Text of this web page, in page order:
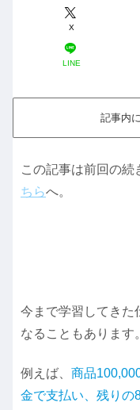
X
LINE
記事内
この記事は前回の続
ちらへ。
今まで学習してきた
なることもあります。
例えば、 商品
金で支払い、残りの